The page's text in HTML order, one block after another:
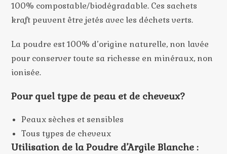
100% compostable/biodégradable. Ces sachets
kraft peuvent être jetés avec les déchets verts.
La poudre est 100% d’origine naturelle, non lavée
pour conserver toute sa richesse en minéraux, non
ionisée.
Pour quel type de peau et de cheveux?
Peaux sèches et sensibles
Tous types de cheveux
Utilisation de la Poudre d’Argile Blanche :